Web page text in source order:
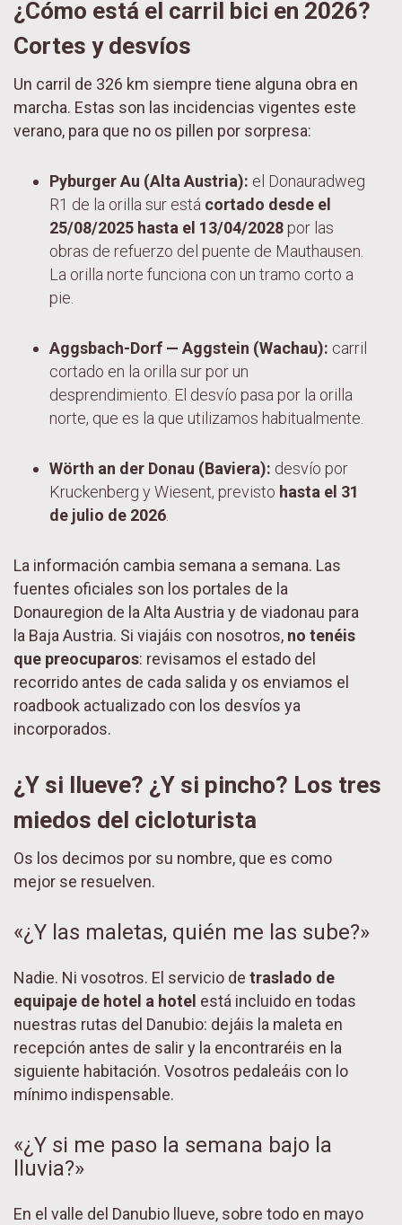
¿Cómo está el carril bici en 2026?
Cortes y desvíos
Un carril de 326 km siempre tiene alguna obra en
marcha. Estas son las incidencias vigentes este
verano, para que no os pillen por sorpresa:
Pyburger Au (Alta Austria): el Donauradweg
R1 de la orilla sur está cortado desde el
25/08/2025 hasta el 13/04/2028 por las
obras de refuerzo del puente de Mauthausen.
La orilla norte funciona con un tramo corto a
pie.
Aggsbach-Dorf — Aggstein (Wachau): carril
cortado en la orilla sur por un
desprendimiento. El desvío pasa por la orilla
norte, que es la que utilizamos habitualmente.
Wörth an der Donau (Baviera): desvío por
Kruckenberg y Wiesent, previsto hasta el 31
de julio de 2026
La información cambia semana a semana. Las
fuentes oficiales son los portales de la
Donauregion de la Alta Austria y de viadonau para
la Baja Austria. Si viajáis con nosotros, no tenéis
que preocuparos: revisamos el estado del
recorrido antes de cada salida y os enviamos el
roadbook actualizado con los desvíos ya
incorporados.
¿Y si llueve? ¿Y si pincho? Los tres
miedos del cicloturista
Os los decimos por su nombre, que es como
mejor se resuelven.
«¿Y las maletas, quién me las sube?»
Nadie. Ni vosotros. El servicio de traslado de
equipaje de hotel a hotel está incluido en todas
nuestras rutas del Danubio: dejáis la maleta en
recepción antes de salir y la encontraréis en la
siguiente habitación. Vosotros pedaleáis con lo
mínimo indispensable.
«¿Y si me paso la semana bajo la
lluvia?»
En el valle del Danubio llueve, sobre todo en mayo